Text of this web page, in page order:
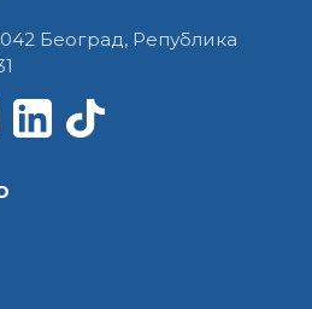
Београд, Република